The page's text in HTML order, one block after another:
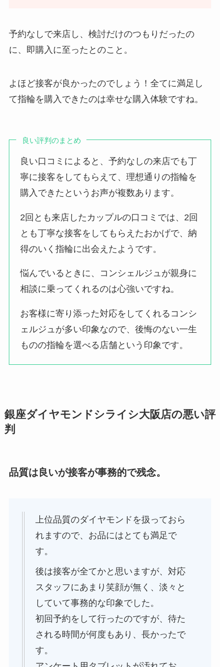
予約なしで来店し、検討だけのつもりだったの
に、即購入に至ったとのこと。
よほど接客が良かったのでしょう！全てに満足し
て指輪を購入できたのは幸せな購入体験ですね。
良い評判のまとめ
良い口コミによると、予約なしの来店でも丁
寧に接客をしてもらえて、理想通りの指輪を
購入できたというお声が複数あります。
2回とも来店したカップルの口コミでは、2回
とも丁寧な接客をしてもらえたおかげで、納
得のいく指輪に出会えたようです。
悩んでいるときに、コンシェルジュが親身に
相談に乗ってくれるのは心強いですね。
お客様に寄り添った対応をしてくれるコンシ
ェルジュが多い印象なので、後悔のない一生
ものの指輪を選べる店舗という印象です。
銀座ダイヤモンドシライシ大阪店の悪い評
判
品質は良いが接客が事務的で残念。
上位品質のダイヤモンドを扱っておら
れますので、お品にはとても満足で
す。
後は接客が全てかと思いますが、対応
スタッフにあまり笑顔が無く、淡々と
していて事務的な印象でした。
初回予約をして行ったのですが、待た
される時間が何度もあり、長かったで
す。